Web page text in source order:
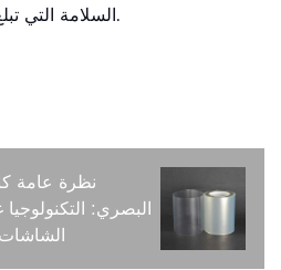
السلامة التي تبلغ 2-3 أضعاف جهد التشغيل.
نظرة عامة
البصري: التكنولوجيا